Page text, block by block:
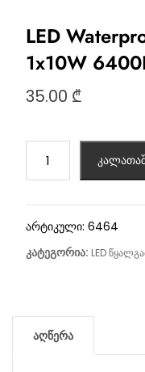
LED
1x10W
35.00 ₾
არტიკული: 6464
კატეგორია: LED
აღწერა